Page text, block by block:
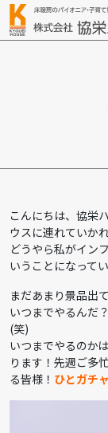
こんにちは、協栄
ウスに連れていか
どうやら私がイン
いうことになって
まだあまり景品出
いつまでやるんだ
(笑)
いつまでやるのか
ります！先週ご多
る皆様！ ひとガチ